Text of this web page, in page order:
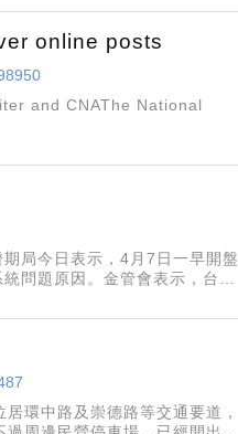
online posts
and CNAThe National
局今日表示，4月7日一早開盤
問題原因。金管會表示，台新
環中路及崇德路等交通要道，